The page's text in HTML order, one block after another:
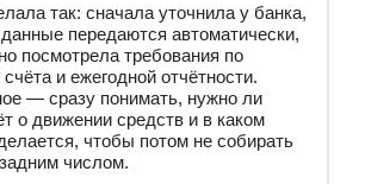
так: сначала уточнила у банка,
передаются автоматически,
посмотрела требования по
и ежегодной отчётности.
— сразу понимать, нужно ли
о движении средств и в каком
чтобы потом не собирать
числом.